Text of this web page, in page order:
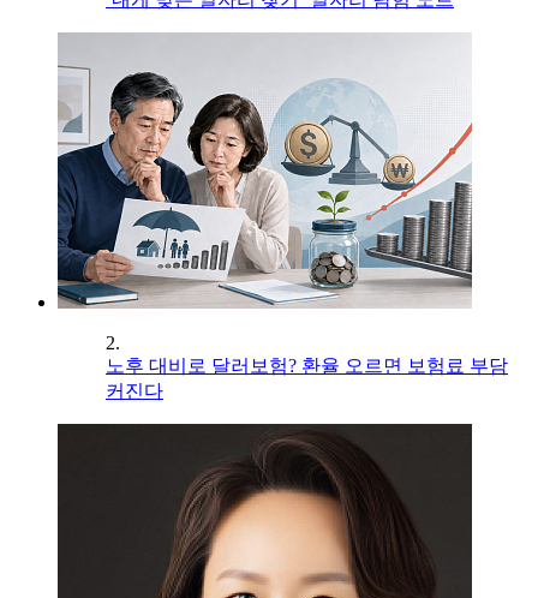
2.
노후 대비로 달러보험? 환율 오르면 보험료 부담
커진다